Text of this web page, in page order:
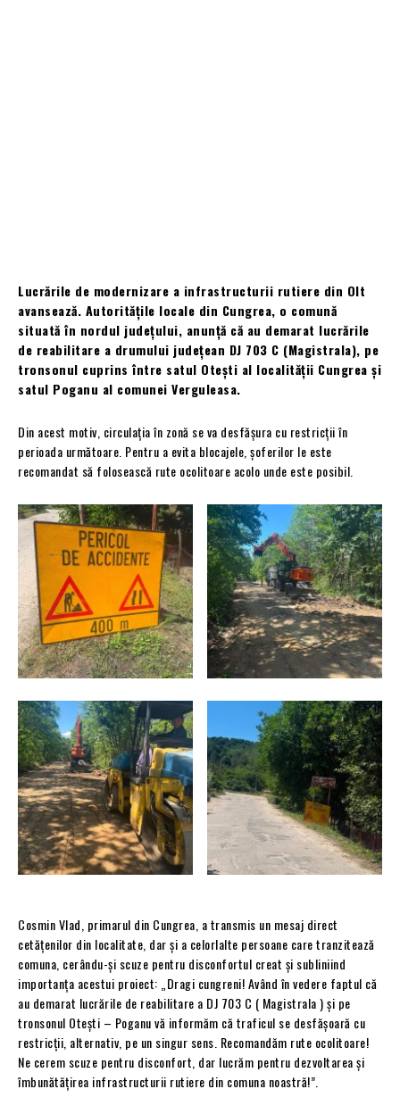
Lucrările de modernizare a infrastructurii rutiere din Olt
avansează. Autoritățile locale din Cungrea, o comună
situată în nordul județului, anunță că au demarat lucrările
de reabilitare a drumului județean DJ 703 C (Magistrala), pe
tronsonul cuprins între satul Otești al localității Cungrea și
satul Poganu al comunei Verguleasa.
Din acest motiv, circulația în zonă se va desfășura cu restricții în
perioada următoare. Pentru a evita blocajele, șoferilor le este
recomandat să folosească rute ocolitoare acolo unde este posibil.
Cosmin Vlad, primarul din Cungrea, a transmis un mesaj direct
cetățenilor din localitate, dar și a celorlalte persoane care tranzitează
comuna, cerându-și scuze pentru disconfortul creat și subliniind
importanța acestui proiect: „Dragi cungreni! Având în vedere faptul că
au demarat lucrările de reabilitare a DJ 703 C ( Magistrala ) și pe
tronsonul Otești – Poganu vă informăm că traficul se desfășoară cu
restricții, alternativ, pe un singur sens. Recomandăm rute ocolitoare!
Ne cerem scuze pentru disconfort, dar lucrăm pentru dezvoltarea și
îmbunătățirea infrastructurii rutiere din comuna noastră!”.